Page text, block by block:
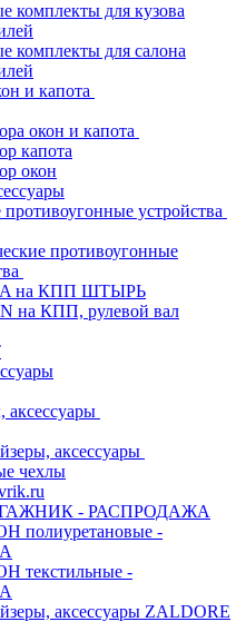
комплекты для кузова
комплекты для салона
и капота
окон и капота
капота
окон
устройства
противоугонные
на КПП ШТЫРЬ
на КПП, рулевой вал
аксессуары
аксессуары
чехлы
- РАСПРОДАЖА
полиуретановые -
текстильные -
аксессуары ZALDORE